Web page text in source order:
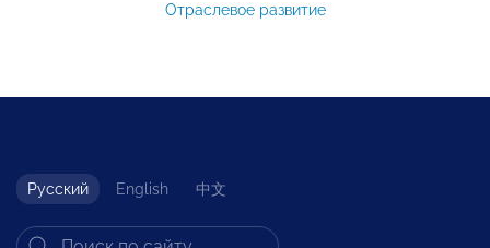
Отраслевое развитие
Русский English 中文